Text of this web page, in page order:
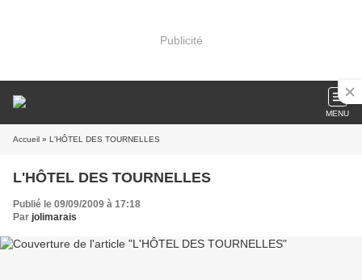
Publicité
MENU
Accueil » L'HÔTEL DES TOURNELLES
L'HÔTEL DES TOURNELLES
Publié le 09/09/2009 à 17:18
Par jolimarais